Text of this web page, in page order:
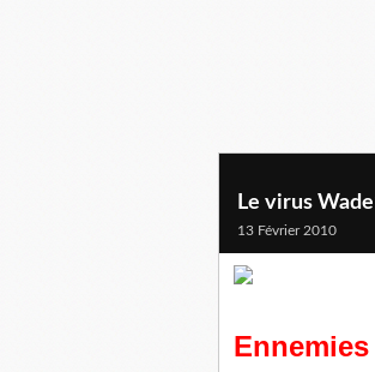
Le virus
13 Février 2010
Ennemies